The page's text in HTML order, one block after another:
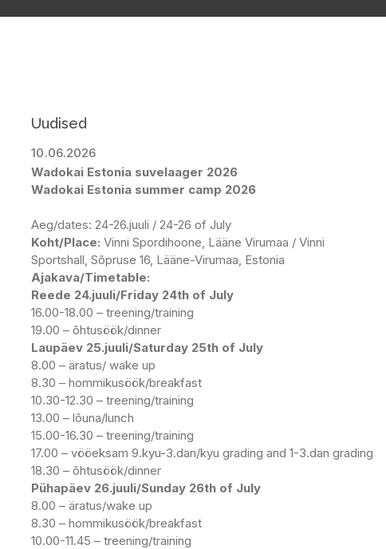
Uudised
10.06.2026
Wadokai Estonia suvelaager 2026
Wadokai Estonia summer camp 2026
Aeg/dates: 24-26.juuli / 24-26 of July
Koht/Place: Vinni Spordihoone, Lääne Virumaa / Vinni
Sportshall, Sõpruse 16, Lääne-Virumaa, Estonia
Ajakava/Timetable:
Reede 24.juuli/Friday 24th of July
16.00-18.00 – treening/training
19.00 – õhtusöök/dinner
Laupäev 25.juuli/Saturday 25th of July
8.00 – äratus/ wake up
8.30 – hommikusöök/breakfast
10.30-12.30 – treening/training
13.00 – lõuna/lunch
15.00-16.30 – treening/training
17.00 – vööeksam 9.kyu-3.dan/kyu grading and 1-3.dan grading
18.30 – õhtusöök/dinner
Pühapäev 26.juuli/Sunday 26th of July
8.00 – äratus/wake up
8.30 – hommikusöök/breakfast
10.00-11.45 – treening/training